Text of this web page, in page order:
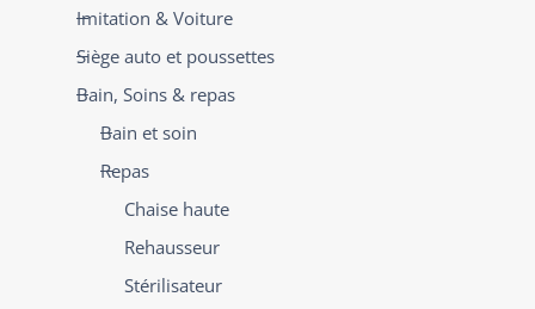
Imitation & Voiture
Siège auto et poussettes
Bain, Soins & repas
Bain et soin
Repas
Chaise haute
Rehausseur
Stérilisateur